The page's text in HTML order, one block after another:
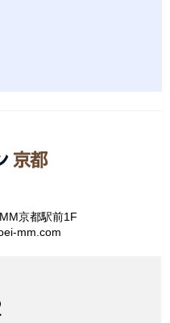
京都駅前1F
mm.com